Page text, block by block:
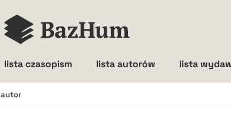
lista czasopism lista autorów lista
autor